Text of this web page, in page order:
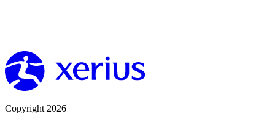
Copyright 2026